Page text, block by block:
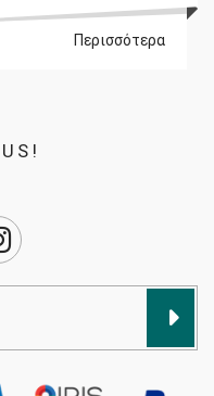
Περισσότερα